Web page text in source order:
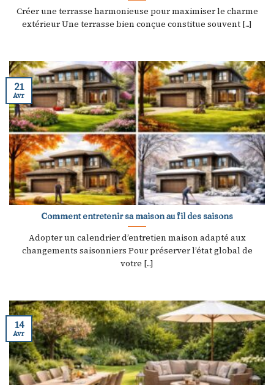
Créer une terrasse harmonieuse pour maximiser le charme
extérieur Une terrasse bien conçue constitue souvent [...]
Comment entretenir sa maison au fil des saisons
Adopter un calendrier d’entretien maison adapté aux
changements saisonniers Pour préserver l’état global de
votre [...]
21
Avr
14
Avr